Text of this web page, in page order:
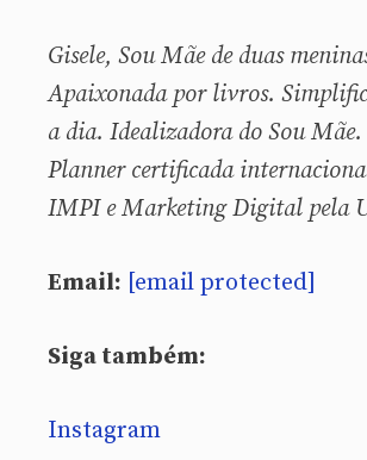
Gisele, Sou Mãe de duas
Apaixonada por livros.
a dia. Idealizadora do Sou
Planner certificada
IMPI e Marketing Digital pela
Email: [email protected]
Siga também:
Instagram